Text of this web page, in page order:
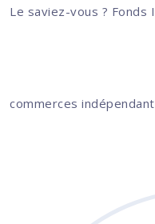
Le saviez-vous ? Fonds
commerces